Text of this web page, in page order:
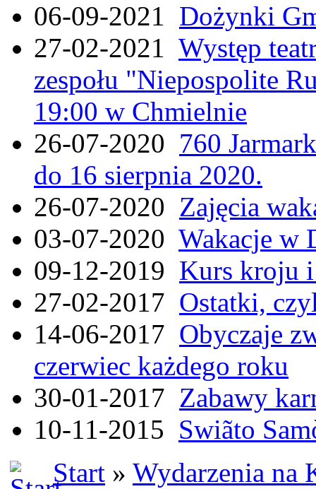
06-09-2021 Dożynki
27-02-2021 Występ
zespołu "Niepospolite
19:00 w Chmielnie
26-07-2020 760
do 16 sierpnia 2020.
26-07-2020 Zajęcia
03-07-2020 Wakacje w
09-12-2019 Kurs kroju i
27-02-2017 Ostatki,
14-06-2017 Obyczaje
czerwiec każdego roku
30-01-2017 Zabawy
10-11-2015 Swiãto
Start » Wydarzenia na